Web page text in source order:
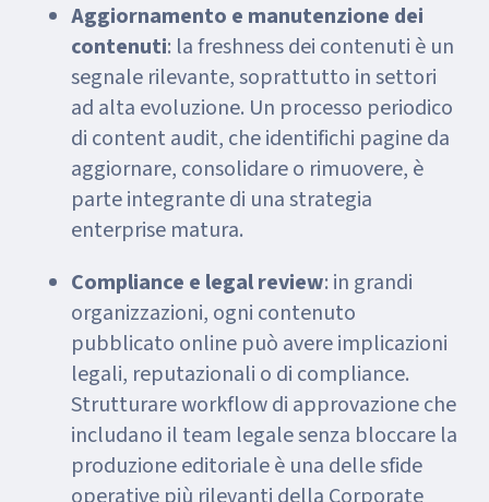
Aggiornamento e manutenzione dei
contenuti: la freshness dei contenuti è un
segnale rilevante, soprattutto in settori
ad alta evoluzione. Un processo periodico
di content audit, che identifichi pagine da
aggiornare, consolidare o rimuovere, è
parte integrante di una strategia
enterprise matura.
Compliance e legal review: in grandi
organizzazioni, ogni contenuto
pubblicato online può avere implicazioni
legali, reputazionali o di compliance.
Strutturare workflow di approvazione che
includano il team legale senza bloccare la
produzione editoriale è una delle sfide